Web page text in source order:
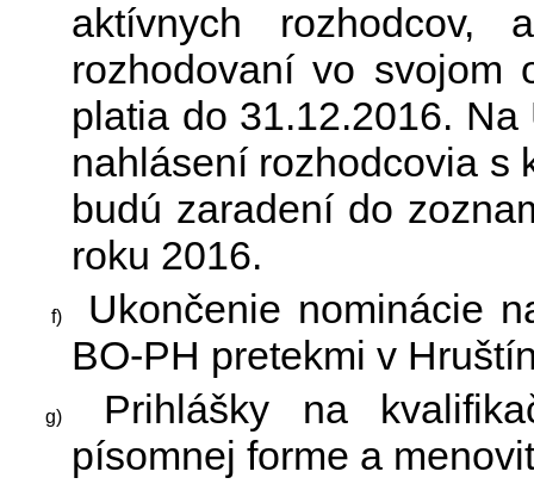
aktívnych
rozhodovaní vo svojom
platia do 31.12.2016.
nahlásení rozhodcovia s
budú zaradení do
roku 2016.
Ukončenie nominácie
BO-PH pretekmi v
Prihlášky na
písomnej forme a